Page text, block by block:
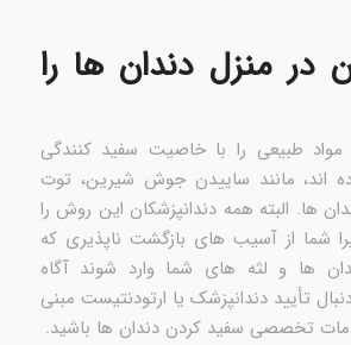
در منزل دندان ها را
طبیعی را با خاصیت سفید کنندگی
اند، مانند ساییدن جوش شیرین، توت
ها. البته همه دندانپزشکان این روش را
شما از آسیب های بازگشت ناپذیری که
ها و لثه های شما وارد شوند آگاه
تأیید دندانپزشک یا ارتودنتیست مبنی
تخصصی سفید کردن دندان ها باشید.